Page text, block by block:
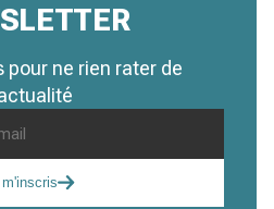
pour ne rien rater de